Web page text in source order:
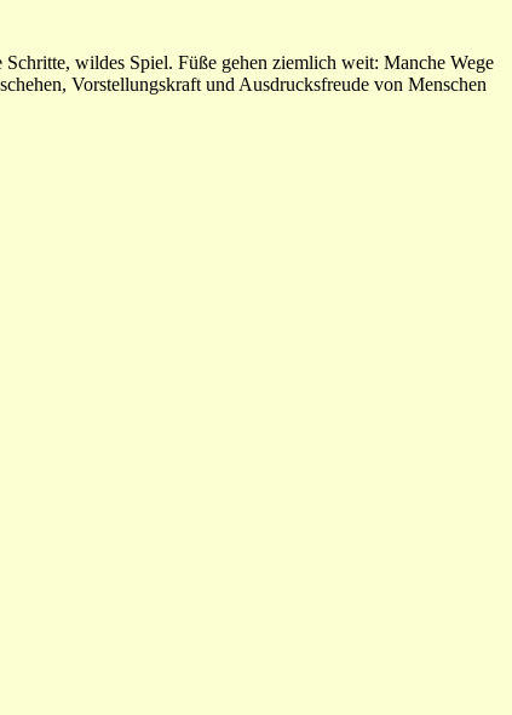
Schritte, wildes Spiel. Füße gehen ziemlich weit: Manche Wege
Vorstellungskraft und Ausdrucksfreude von Menschen